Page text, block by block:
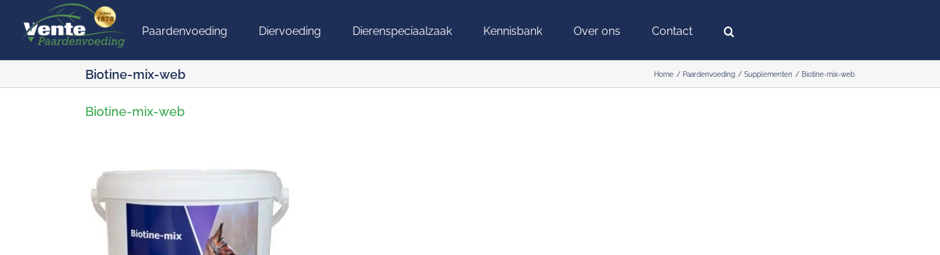
inhoud
Paardenvoeding Diervoeding Dierenspeciaalzaak Kennisbank Over ons Contact
Biotine-mix-web Home Paardenvoeding Supplementen Biotine-mix-web
Biotine-mix-web